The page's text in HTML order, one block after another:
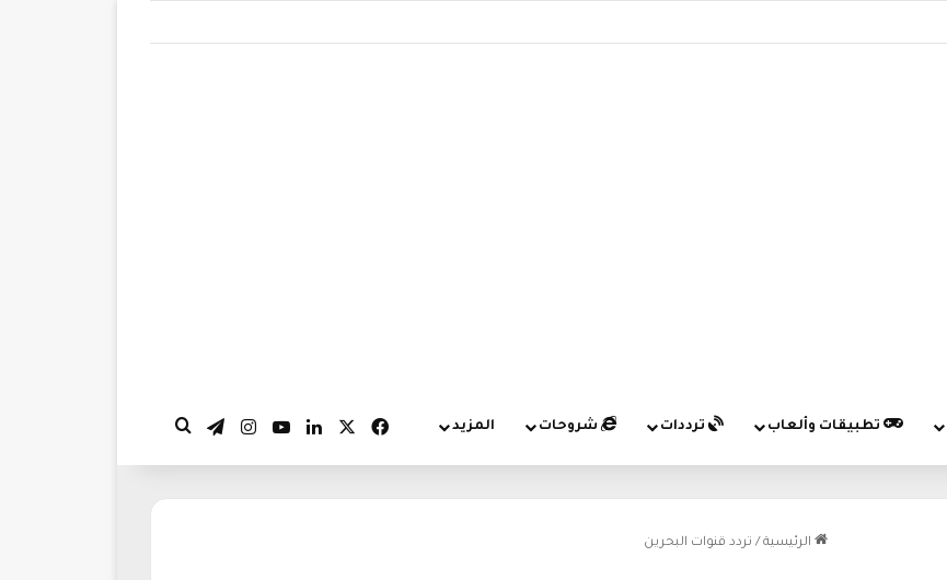
تطبيقات وألعاب ترددات شروحات المزيد فيسبوك لينكدإن‫YouTubeانستقرام
تيلقرام
الرئيسية / تردد قنوات البحرين